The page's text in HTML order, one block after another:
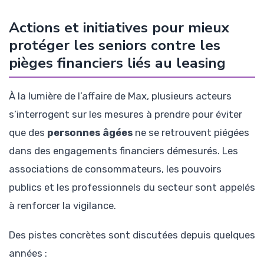
Actions et initiatives pour mieux
protéger les seniors contre les
pièges financiers liés au leasing
À la lumière de l’affaire de Max, plusieurs acteurs
s’interrogent sur les mesures à prendre pour éviter
que des personnes âgées ne se retrouvent piégées
dans des engagements financiers démesurés. Les
associations de consommateurs, les pouvoirs
publics et les professionnels du secteur sont appelés
à renforcer la vigilance.
Des pistes concrètes sont discutées depuis quelques
années :